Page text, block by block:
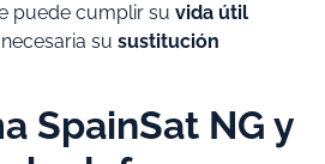
puede cumplir su vida útil
su sustitución
SpainSat NG y